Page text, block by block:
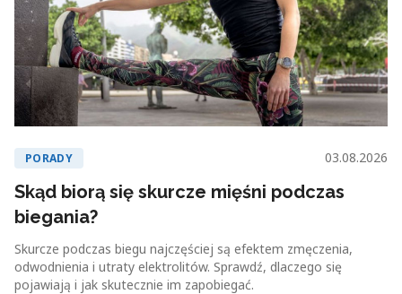
PORADY 03.08.2026
Skąd biorą się skurcze mięśni podczas
biegania?
Skurcze podczas biegu najczęściej są efektem zmęczenia,
odwodnienia i utraty elektrolitów. Sprawdź, dlaczego się
pojawiają i jak skutecznie im zapobiegać.